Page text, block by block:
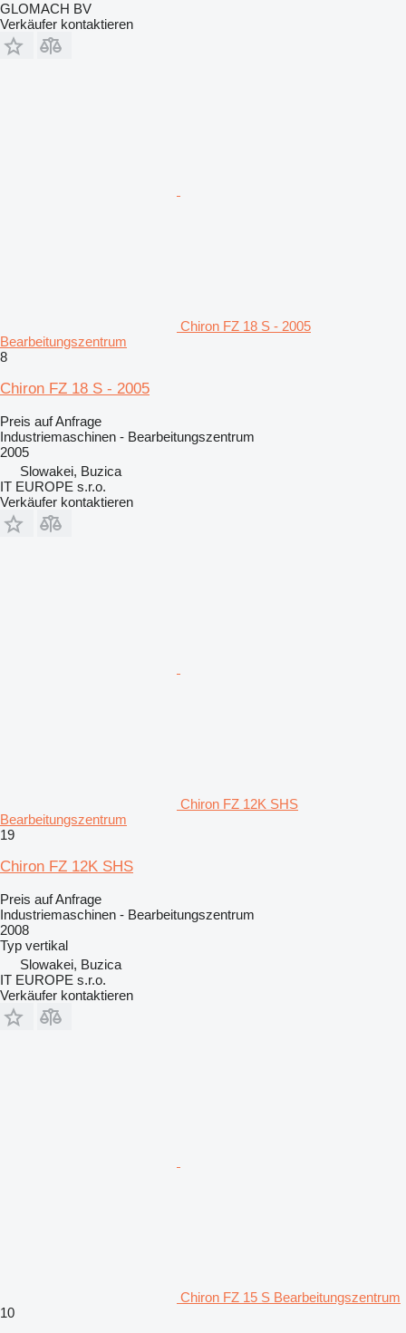
GLOMACH BV
Verkäufer kontaktieren
Chiron FZ 18 S - 2005
Bearbeitungszentrum
8
Chiron FZ 18 S - 2005
Preis auf Anfrage
Industriemaschinen - Bearbeitungszentrum
2005
Slowakei, Buzica
IT EUROPE s.r.o.
Verkäufer kontaktieren
Chiron FZ 12K SHS
Bearbeitungszentrum
19
Chiron FZ 12K SHS
Preis auf Anfrage
Industriemaschinen - Bearbeitungszentrum
2008
Typ vertikal
Slowakei, Buzica
IT EUROPE s.r.o.
Verkäufer kontaktieren
Chiron FZ 15 S Bearbeitungszentrum
10